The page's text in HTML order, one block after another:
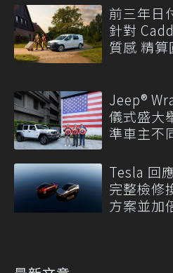
前三年日
針對
質感 精
Jeep®
儀式盛大
準車主不
Tesla 回
完整檢修
方案並加